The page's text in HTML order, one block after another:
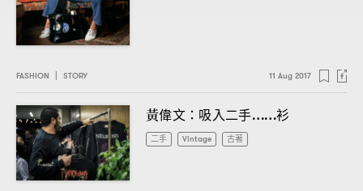
FASHION | STORY 11 Aug 2017
黃偉文： 吸入二手……衫
二手 Vintage 古著